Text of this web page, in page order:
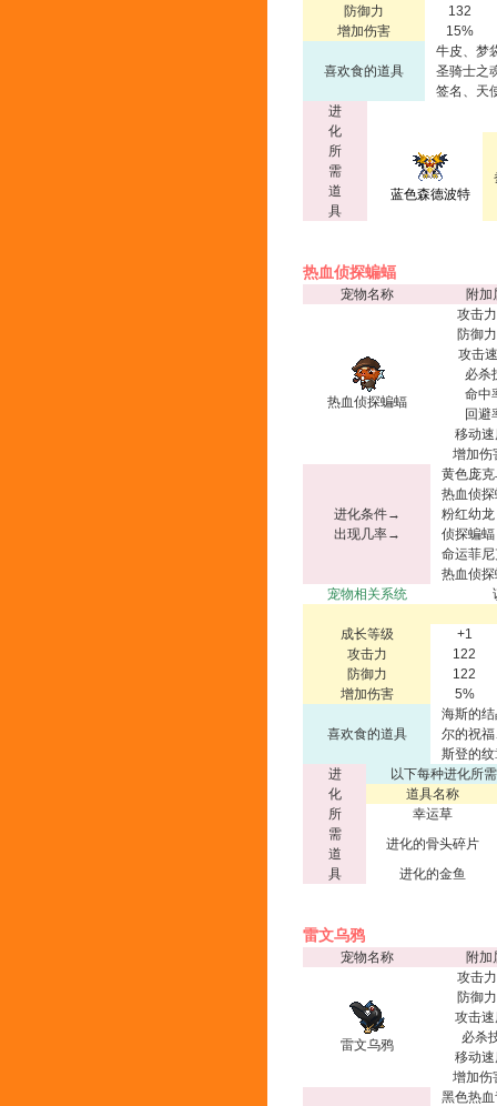
防御力
132
增加伤害
15%
喜欢食的道具
牛皮、梦
圣骑士之
签名、天
进
化
所
需
道
具
蓝色森德波特
热血侦探蝙蝠
宠物名称 附加
热血侦探蝙蝠
攻击
防御
攻击
必杀
命中
回避
移动
增加伤
进化条件→
出现几率→
黄色庞
热血侦
粉红幼
侦探蝙蝠
命运菲
热血侦
宠物相关系统
成长等级
+1
攻击力
122
防御力
122
增加伤害
5%
喜欢食的道具
海斯的
尔的祝
斯登的
进
化
所
需
道
具
以下每种进化所
道具名称
幸运草
进化的骨头碎片
进化的金鱼
雷文乌鸦
宠物名称 附加
雷文乌鸦
攻击
防御
攻击
必杀
移动
增加伤
黑色热